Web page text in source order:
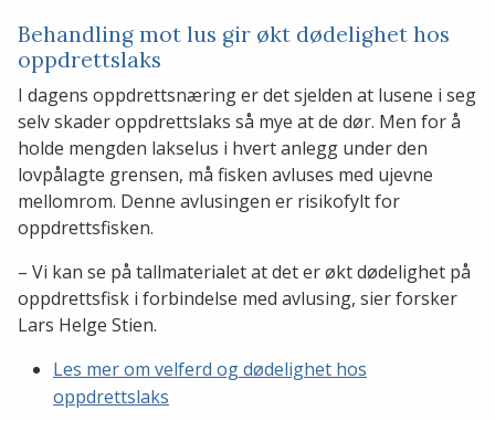
Behandling mot lus gir økt dødelighet hos
oppdrettslaks
I dagens oppdrettsnæring er det sjelden at lusene i seg
selv skader oppdrettslaks så mye at de dør. Men for å
holde mengden lakselus i hvert anlegg under den
lovpålagte grensen, må fisken avluses med ujevne
mellomrom. Denne avlusingen er risikofylt for
oppdrettsfisken.
– Vi kan se på tallmaterialet at det er økt dødelighet på
oppdrettsfisk i forbindelse med avlusing, sier forsker
Lars Helge Stien.
Les mer om velferd og dødelighet hos
oppdrettslaks